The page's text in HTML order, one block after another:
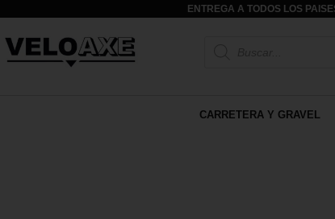
ENTREGA A TODOS LOS
CARRETERA Y GRAVEL